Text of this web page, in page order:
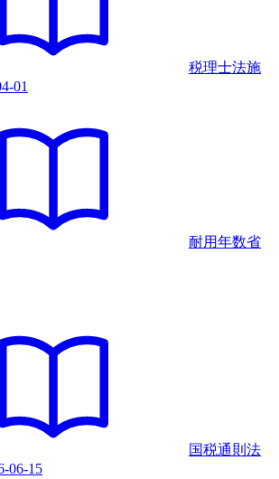
税理士法施
01
耐用年数省
国税通則法
06-15